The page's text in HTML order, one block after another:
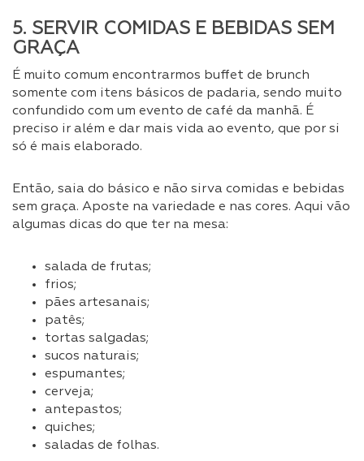
5. SERVIR COMIDAS E BEBIDAS SEM
GRAÇA
É muito comum encontrarmos buffet de brunch
somente com itens básicos de padaria, sendo muito
confundido com um evento de café da manhã. É
preciso ir além e dar mais vida ao evento, que por si
só é mais elaborado.
Então, saia do básico e não sirva comidas e bebidas
sem graça. Aposte na variedade e nas cores. Aqui vão
algumas dicas do que ter na mesa:
salada de frutas;
frios;
pães artesanais;
patês;
tortas salgadas;
sucos naturais;
espumantes;
cerveja;
antepastos;
quiches;
saladas de folhas.